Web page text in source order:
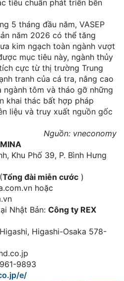
tiêu chuẩn phát triển bền
5 tháng đầu năm, VASEP
năm 2026 có thể tăng
kim ngạch toàn ngành vượt
mục tiêu này, ngành thủy
cực từ thị trường Trung
tranh của cá tra, nâng cao
ngành tôm và tháo gỡ những
khai thác bất hợp pháp
liệu và truy xuất nguồn gốc
Nguồn: vneconomy
Khu Phố 39, P. Bình Hưng
Tổng đài miễn cước )
hoặc
Nhật Bản: Công ty REX
Higashi-Osaka 578-
9893
e/